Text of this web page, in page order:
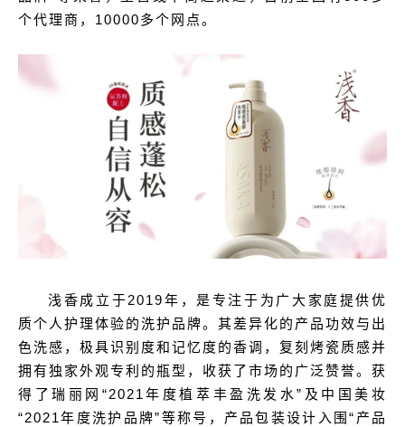
个代理商，10000多个网点。
浅香成立于2019年，是专注于为广大家庭提供优
质个人护理体验的洗护品牌。其差异化的产品功效与出
色洗感，极具识别度和记忆度的香调，复刻烤瓷质感并
拥有独家外观专利的瓶型，收获了市场的广泛赞誉。获
得了瑞丽网“2021年度植萃丰盈洗发水”及中国美妆
“2021年度洗护品牌”等称号，产品包装设计入围“产品